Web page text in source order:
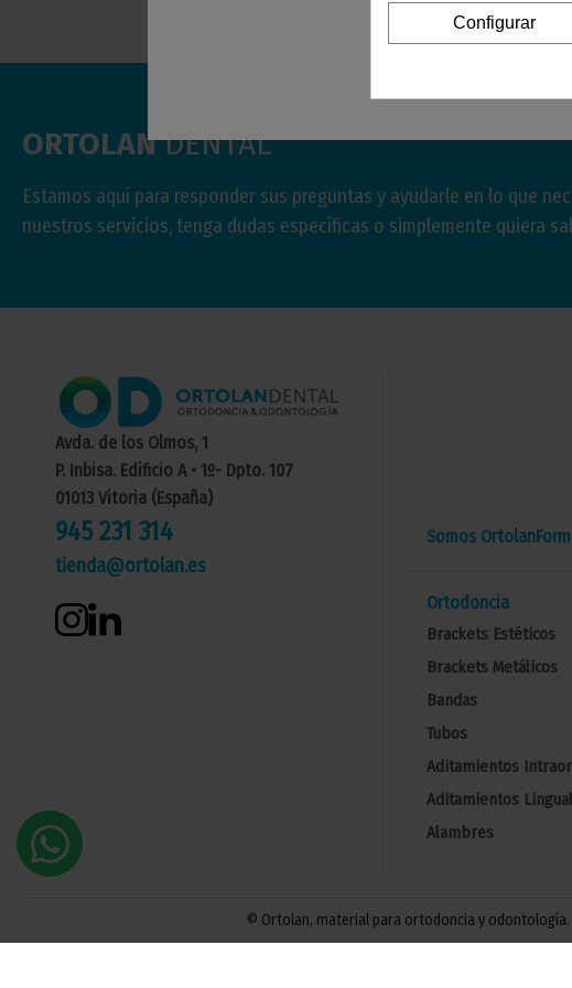
ORTOLANDENTAL
Estamos aquí para responder sus preguntas y ayudarle en lo que
nuestros servicios, tenga dudas específicas o simplemente quiera
Avda. de los Olmos, 1
P. Inbisa. Edificio A • 1º- Dpto. 107
01013 Vitoria (España)
945 231 314
tienda@ortolan.es
Somos Ortolan
Ortodoncia
Brackets Estéticos
Brackets Metálicos
Bandas
Tubos
Aditamientos
Aditamientos
Alambres
© Ortolan, material para ortodoncia y
Configurar